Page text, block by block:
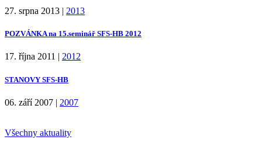
27. srpna 2013 | 2013
POZVÁNKA na 15.seminář SFS-HB 2012
17. října 2011 | 2012
STANOVY SFS-HB
06. září 2007 | 2007
Všechny aktuality